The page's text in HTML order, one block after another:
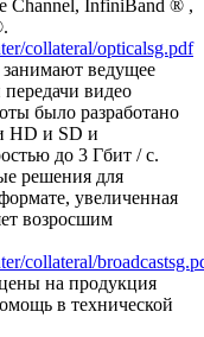
Channel, InfiniBand ® ,
collateral/opticalsg.pdf
занимают ведущее
видео
было разработано
HD и SD и
до 3 Гбит / с.
решения для
увеличенная
возросшим
collateral/
на продукция
в технической